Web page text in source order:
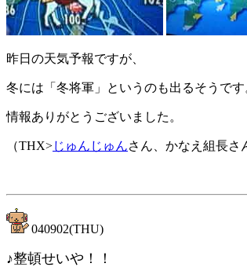
昨日の天気予報ですが、
冬には「冬将軍」というのも出るそうです
情報ありがとうございました。
（THX>じゅんじゅんさん、かなえ組長さ
040902(THU)
♪整頓せいや！！